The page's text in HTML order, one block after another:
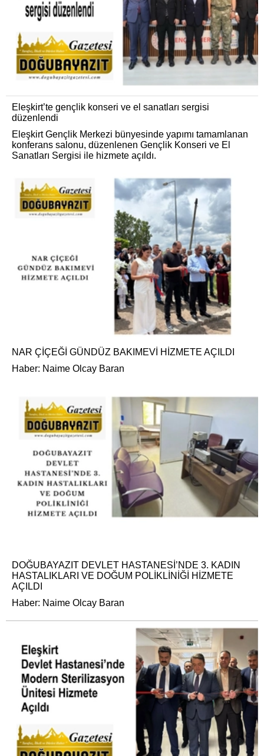
Eleşkirt’te gençlik konseri ve el sanatları sergisi
düzenlendi
Eleşkirt Gençlik Merkezi bünyesinde yapımı tamamlanan
konferans salonu, düzenlenen Gençlik Konseri ve El
Sanatları Sergisi ile hizmete açıldı.
NAR ÇİÇEĞİ GÜNDÜZ BAKIMEVİ HİZMETE AÇILDI
Haber: Naime Olcay Baran
DOĞUBAYAZIT DEVLET HASTANESİ’NDE 3. KADIN
HASTALIKLARI VE DOĞUM POLİKLİNİĞİ HİZMETE
AÇILDI
Haber: Naime Olcay Baran